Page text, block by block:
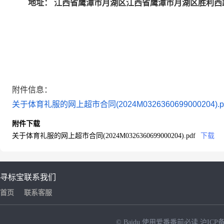
地址： 江西省鹰潭市月湖区江西省鹰潭市月湖区胜利
附件信息：
关于体育礼服的网上超市合同
附件下载
关于体育礼服的网上超市合同(2024M0326360699000204).pdf
下载
寻标宝
首页
联系我们
联系客服
© Baidu 使用爱番番前必读 沪ICP